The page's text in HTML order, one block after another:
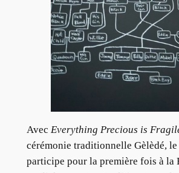
Avec Everything Precious is
cérémonie traditionnelle Gèlèdé,
participe pour la première fois à la